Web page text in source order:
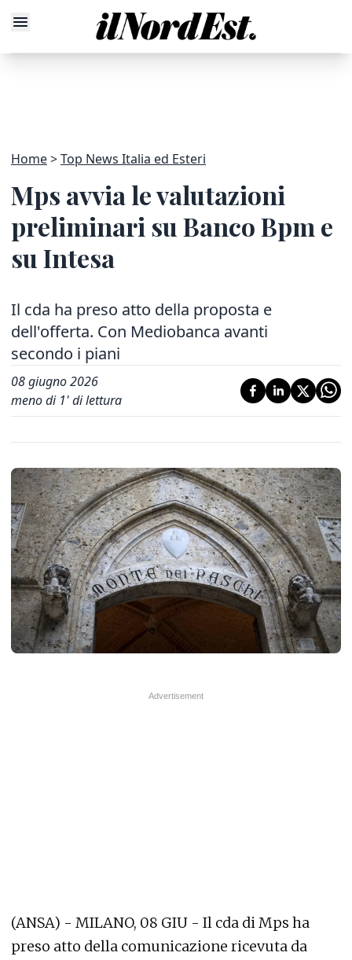
Home Top News Italia ed Esteri
Mps avvia le valutazioni
preliminari su Banco Bpm e
su Intesa
Il cda ha preso atto della proposta e
dell'offerta. Con Mediobanca avanti
secondo i piani
08 giugno 2026
meno di 1' di lettura
(ANSA) - MILANO, 08 GIU - Il cda di Mps ha
preso atto della comunicazione ricevuta da